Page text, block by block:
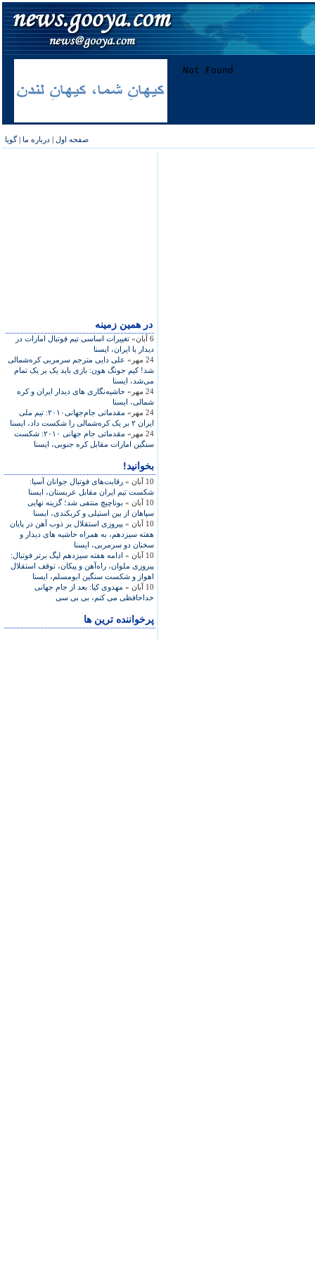
صفحه اول | درباره ما |گویا
در همين زمينه
6 آبان»
تغييرات اساسی تيم فوتبال امارات در
ديدار با ايران، ايسنا
24 مهر»
علی دايی مترجم سرمربی کره‌شمالی
شد! کيم جونگ هون: بازی بايد يک ‌بر يک تمام
می‌شد، ايسنا
24 مهر»
حاشيه‌نگاری های ديدار ايران و کره
شمالی، ايسنا
24 مهر»
مقدماتی جام‌جهانی۲۰۱۰: تيم ملی
ايران ۲ بر يک کره‌شمالی را شکست داد، ايسنا
24 مهر»
مقدماتی جام ‌جهانی ۲۰۱۰: شکست
سنگين امارات مقابل کره‌ جنوبی، ايسنا
بخوانید!
10 آبان »
رقابت‌های فوتبال جوانان آسيا:
شکست تيم ايران مقابل عربستان، ايسنا
10 آبان »
بوناچيچ منتفی شد؛ گزينه نهايی
سپاهان از بين استيلی و کربکندی، ايسنا
10 آبان »
پيروزی استقلال بر ذوب آهن در پايان
هفته‌ سيزدهم، به همراه حاشيه های ديدار و
سخنان دو سرمربی، ايسنا
10 آبان »
ادامه‌ هفته سيزدهم ليگ برتر فوتبال:
پيروزی ملوان، راه‌آهن و پيکان، توقف استقلال
اهواز و شکست سنگين ابومسلم، ايسنا
10 آبان »
مهدوى كيا: بعد از جام جهانى
خداحافظى مى كنم، بی بی سی
پرخواننده ترین ها